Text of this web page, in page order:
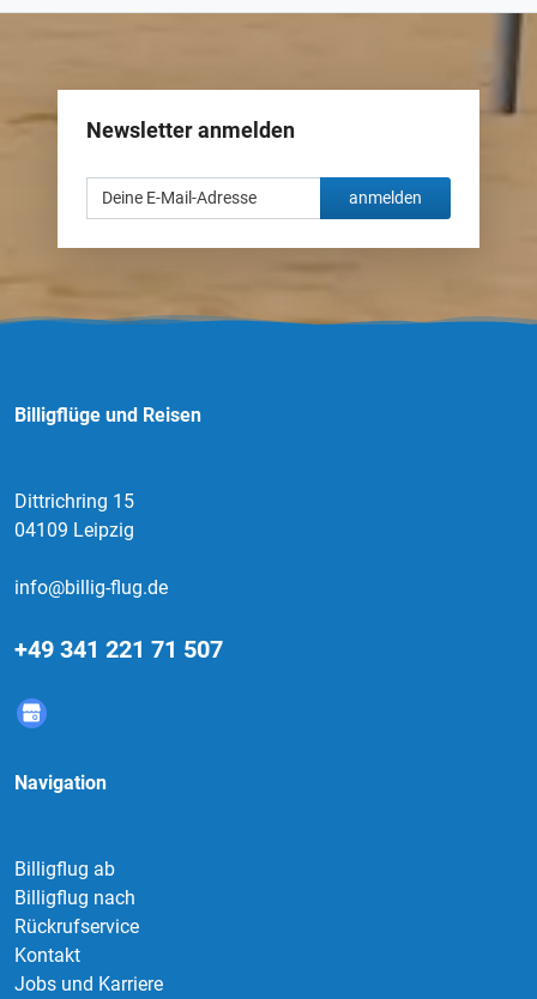
Newsletter anmelden
anmelden
Billigflüge und Reisen
Dittrichring 15
04109 Leipzig
info@billig-flug.de
+49 341 221 71 507
Navigation
Billigflug ab
Billigflug nach
Rückrufservice
Kontakt
Jobs und Karriere